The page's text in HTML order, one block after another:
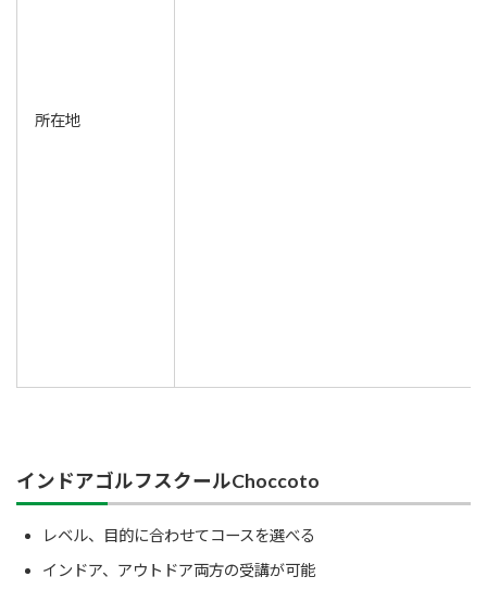
所在地
インドアゴルフスクールChoccoto
レベル、目的に合わせてコースを選べる
インドア、アウトドア両方の受講が可能